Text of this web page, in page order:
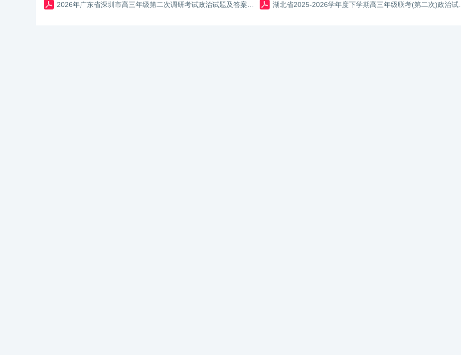
湖北省2025-2026学年度下学期高三年级联考(第二次)政治试题及答案